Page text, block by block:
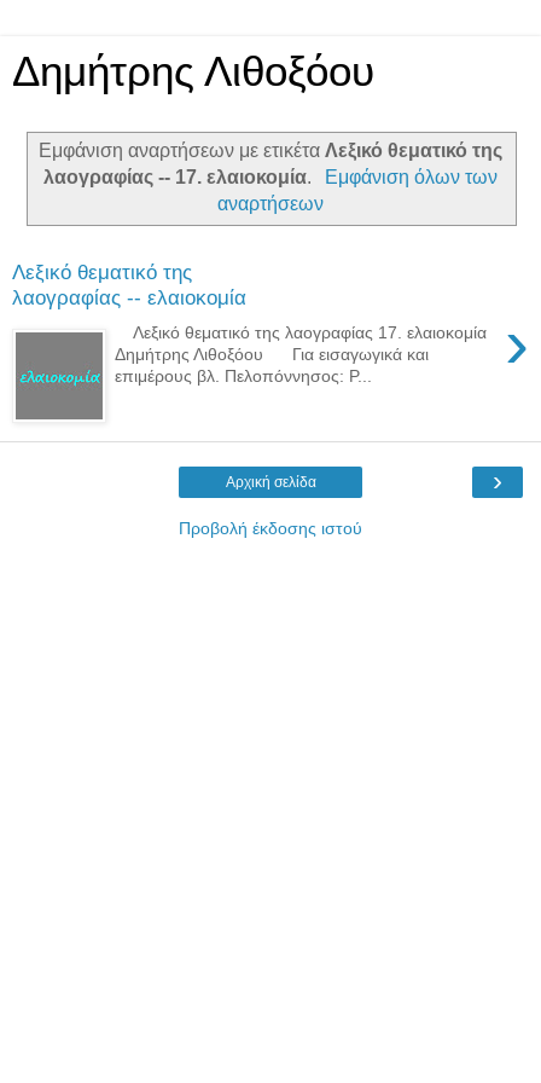
Δημήτρης Λιθοξόου
Εμφάνιση αναρτήσεων με ετικέτα Λεξικό θεματικό της
λαογραφίας -- 17. ελαιοκομία.
Εμφάνιση όλων των
αναρτήσεων
Λεξικό θεματικό της
λαογραφίας -- ελαιοκομία
›
Λεξικό θεματικό της λαογραφίας 17. ελαιοκομία
Δημήτρης Λιθοξόου Για εισαγωγικά και
επιμέρους βλ. Πελοπόννησος: Ρ...
›
Αρχική σελίδα
Προβολή έκδοσης ιστού